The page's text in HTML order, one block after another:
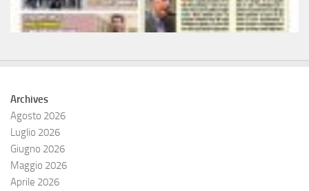
Archives
Agosto 2026
Luglio 2026
Giugno 2026
Maggio 2026
Aprile 2026